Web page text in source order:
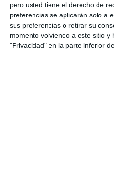
pero usted tiene el derecho de
preferencias se aplicarán solo a
sus preferencias o retirar su
momento volviendo a este sitio y
"Privacidad" en la parte inferior
la ciudad partiendo del concepto creativo
Esta plataforma virtual permite conocer los
en la que esté el usuario. Igualmente
eventos culturales que tengan lugar en la